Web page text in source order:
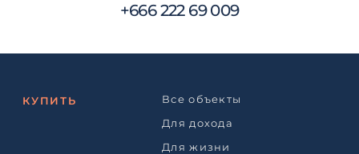
+666 222 69 009
КУПИТЬ
Все объекты
Для дохода
Для жизни